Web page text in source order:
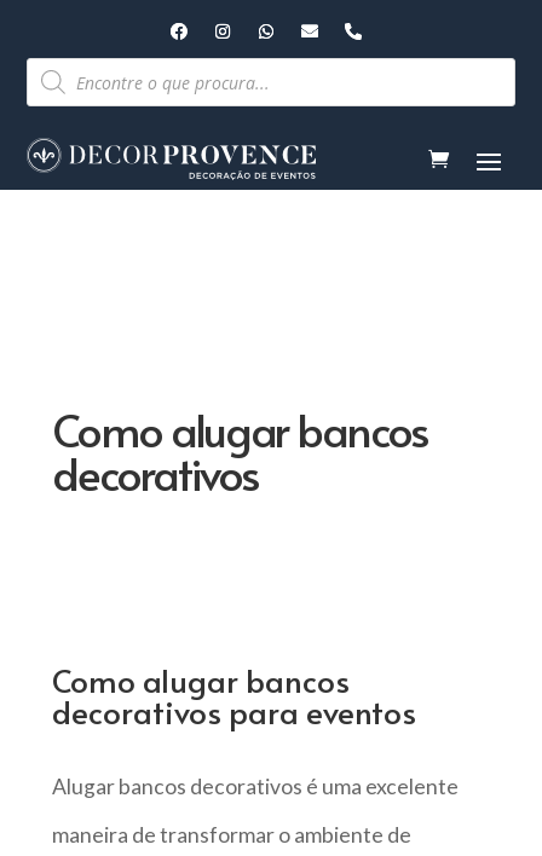
Pesquisar
produtos
Como alugar bancos
decorativos
Como alugar bancos
decorativos para eventos
Alugar bancos decorativos é uma excelente
maneira de transformar o ambiente de